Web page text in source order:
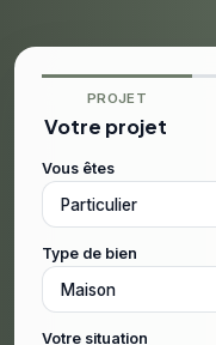
PROJET
Votre projet
Vous êtes
Type de bien
Votre situation